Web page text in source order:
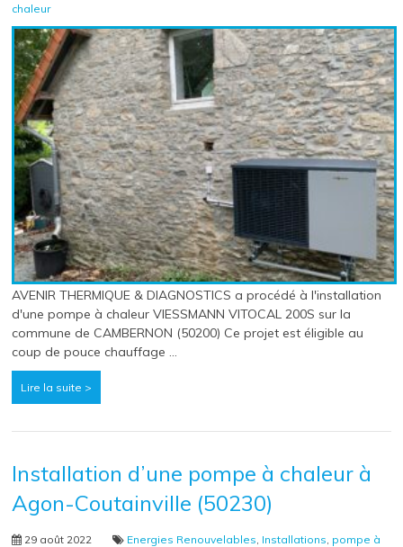
chaleur
AVENIR THERMIQUE & DIAGNOSTICS a procédé à l'installation
d'une pompe à chaleur VIESSMANN VITOCAL 200S sur la
commune de CAMBERNON (50200) Ce projet est éligible au
coup de pouce chauffage …
Lire la suite >
Installation d’une pompe à chaleur à
Agon-Coutainville (50230)
29 août 2022 Energies Renouvelables Installations pompe à